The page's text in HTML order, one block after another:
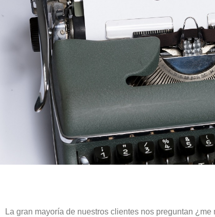
La gran mayoría de nuestros clientes nos preguntan